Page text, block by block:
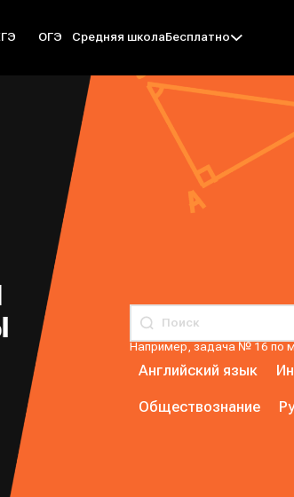
ОГЭ Средняя школаБесплатно
Например, задача № 16 по
Английский язык
Обществознание